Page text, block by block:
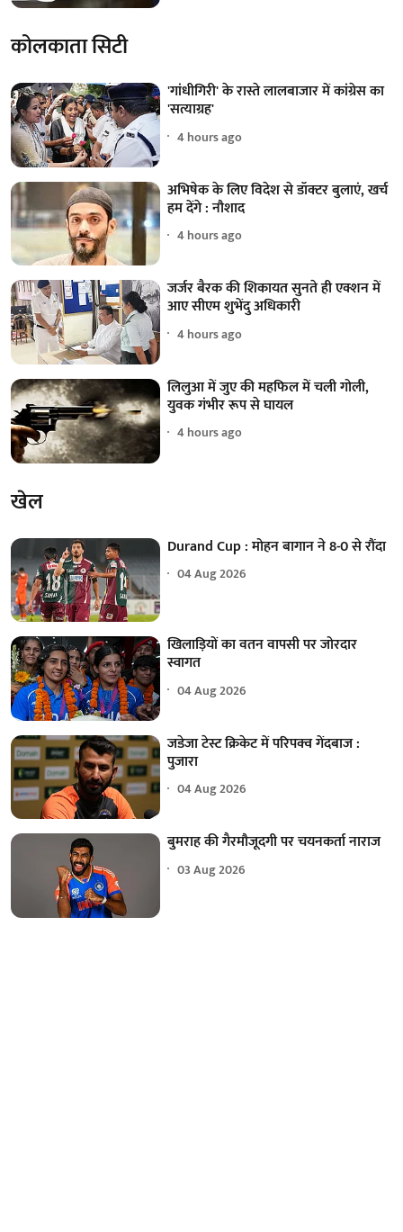
कोलकाता सिटी
'गांधीगिरी' के रास्ते लालबाजार में कांग्रेस का
'सत्याग्रह'
4 hours ago
अभिषेक के लिए विदेश से डॉक्टर बुलाएं, खर्च
हम देंगे : नौशाद
4 hours ago
जर्जर बैरक की शिकायत सुनते ही एक्शन में
आए सीएम शुभेंदु अधिकारी
4 hours ago
लिलुआ में जुए की महफिल में चली गोली,
युवक गंभीर रूप से घायल
4 hours ago
खेल
Durand Cup : मोहन बागान ने 8-0 से रौंदा
04 Aug 2026
खिलाड़ियों का वतन वापसी पर जोरदार
स्वागत
04 Aug 2026
जडेजा टेस्ट क्रिकेट में परिपक्व गेंदबाज :
पुजारा
04 Aug 2026
बुमराह की गैरमौजूदगी पर चयनकर्ता नाराज
03 Aug 2026